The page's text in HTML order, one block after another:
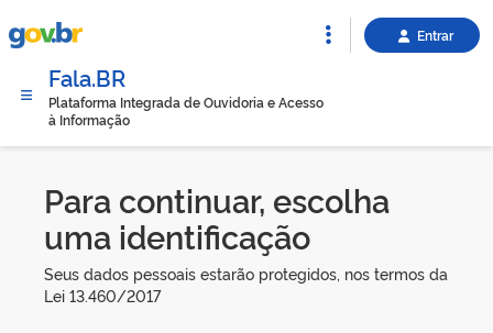
Entrar
Fala.BR
Plataforma Integrada de Ouvidoria e Acesso
à Informação
Para continuar, escolha
uma identificação
Seus dados pessoais estarão protegidos, nos termos da
Lei 13.460/2017